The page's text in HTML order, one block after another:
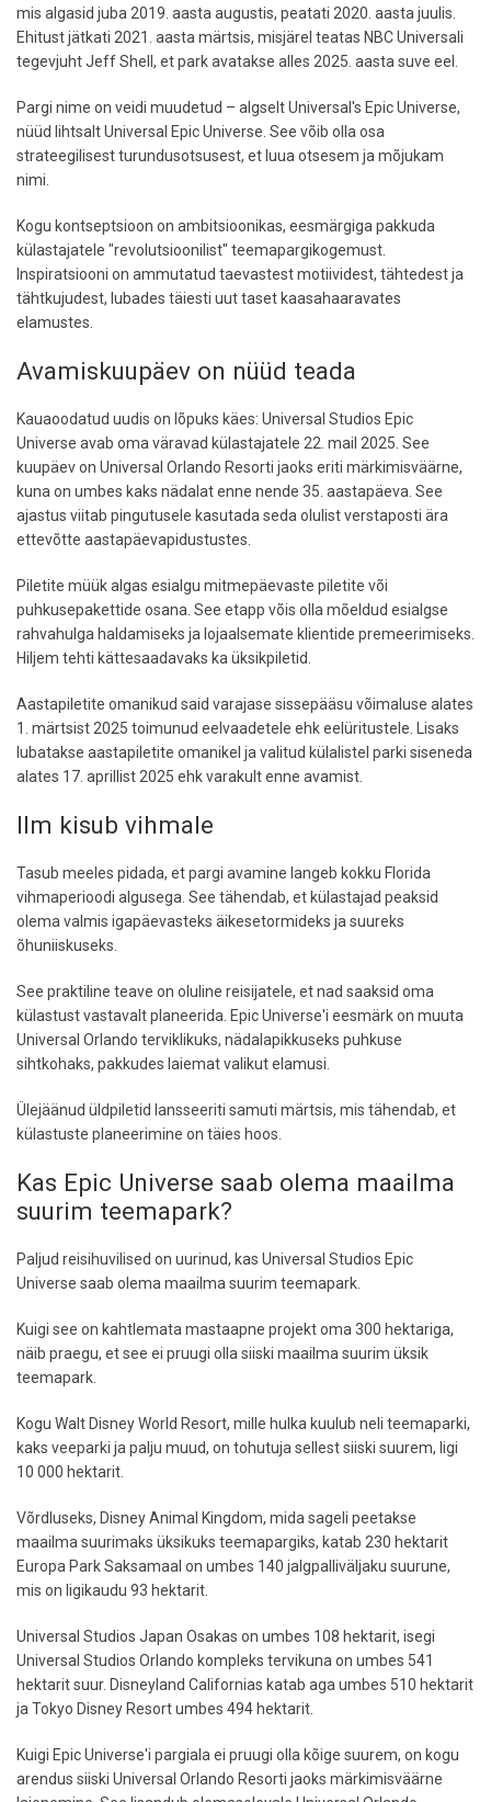
mis algasid juba 2019. aasta augustis, peatati 2020. aasta juulis.
Ehitust jätkati 2021. aasta märtsis, misjärel teatas NBC Universali
tegevjuht Jeff Shell, et park avatakse alles 2025. aasta suve eel.
Pargi nime on veidi muudetud – algselt Universal's Epic Universe,
nüüd lihtsalt Universal Epic Universe. See võib olla osa
strateegilisest turundusotsusest, et luua otsesem ja mõjukam
nimi.
Kogu kontseptsioon on ambitsioonikas, eesmärgiga pakkuda
külastajatele "revolutsioonilist" teemapargikogemust.
Inspiratsiooni on ammutatud taevastest motiividest, tähtedest ja
tähtkujudest, lubades täiesti uut taset kaasahaaravates
elamustes.
Avamiskuupäev on nüüd teada
Kauaoodatud uudis on lõpuks käes: Universal Studios Epic
Universe avab oma väravad külastajatele 22. mail 2025. See
kuupäev on Universal Orlando Resorti jaoks eriti märkimisväärne,
kuna on umbes kaks nädalat enne nende 35. aastapäeva. See
ajastus viitab pingutusele kasutada seda olulist verstaposti ära
ettevõtte aastapäevapidustustes.
Piletite müük algas esialgu mitmepäevaste piletite või
puhkusepakettide osana. See etapp võis olla mõeldud esialgse
rahvahulga haldamiseks ja lojaalsemate klientide premeerimiseks.
Hiljem tehti kättesaadavaks ka üksikpiletid.
Aastapiletite omanikud said varajase sissepääsu võimaluse alates
1. märtsist 2025 toimunud eelvaadetele ehk eelüritustele. Lisaks
lubatakse aastapiletite omanikel ja valitud külalistel parki siseneda
alates 17. aprillist 2025 ehk varakult enne avamist.
Ilm kisub vihmale
Tasub meeles pidada, et pargi avamine langeb kokku Florida
vihmaperioodi algusega. See tähendab, et külastajad peaksid
olema valmis igapäevasteks äikesetormideks ja suureks
õhuniiskuseks.
See praktiline teave on oluline reisijatele, et nad saaksid oma
külastust vastavalt planeerida. Epic Universe'i eesmärk on muuta
Universal Orlando terviklikuks, nädalapikkuseks puhkuse
sihtkohaks, pakkudes laiemat valikut elamusi.
Ülejäänud üldpiletid lansseeriti samuti märtsis, mis tähendab, et
külastuste planeerimine on täies hoos.
Kas Epic Universe saab olema maailma
suurim teemapark?
Paljud reisihuvilised on uurinud, kas Universal Studios Epic
Universe saab olema maailma suurim teemapark.
Kuigi see on kahtlemata mastaapne projekt oma 300 hektariga,
näib praegu, et see ei pruugi olla siiski maailma suurim üksik
teemapark.
Kogu Walt Disney World Resort, mille hulka kuulub neli teemaparki,
kaks veeparki ja palju muud, on tohutuja sellest siiski suurem, ligi
10 000 hektarit.
Võrdluseks, Disney Animal Kingdom, mida sageli peetakse
maailma suurimaks üksikuks teemapargiks, katab 230 hektarit
Europa Park Saksamaal on umbes 140 jalgpalliväljaku suurune,
mis on ligikaudu 93 hektarit.
Universal Studios Japan Osakas on umbes 108 hektarit, isegi
Universal Studios Orlando kompleks tervikuna on umbes 541
hektarit suur. Disneyland Californias katab aga umbes 510 hektarit
ja Tokyo Disney Resort umbes 494 hektarit.
Kuigi Epic Universe'i pargiala ei pruugi olla kõige suurem, on kogu
arendus siiski Universal Orlando Resorti jaoks märkimisväärne